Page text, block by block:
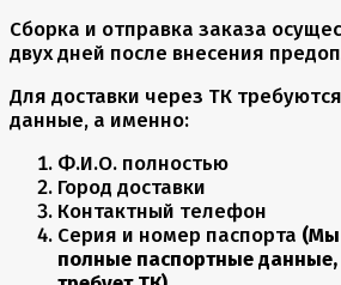
Сборка и отправка заказа
двух дней после внесения
Для доставки через ТК
данные, а именно:
Ф.И.О. полностью
Город доставки
Контактный телефон
Серия и номер паспорта (Мы
полные паспортные